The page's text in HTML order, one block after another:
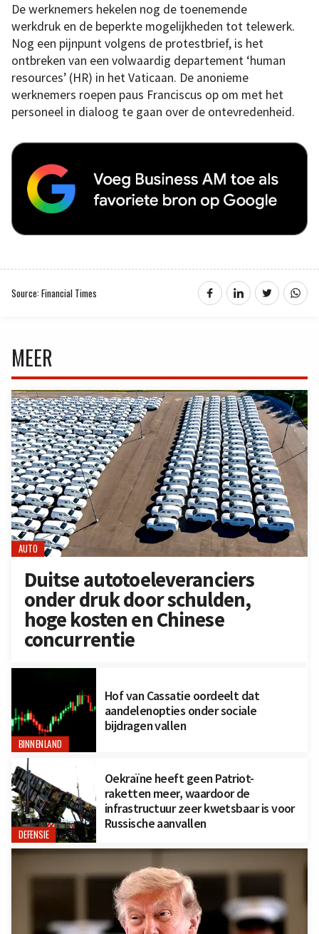
De werknemers hekelen nog de toenemende
werkdruk en de beperkte mogelijkheden tot telewerk.
Nog een pijnpunt volgens de protestbrief, is het
ontbreken van een volwaardig departement ‘human
resources’ (HR) in het Vaticaan. De anonieme
werknemers roepen paus Franciscus op om met het
personeel in dialoog te gaan over de ontevredenheid.
Source: Financial Times
MEER
AUTO
Duitse autotoeleveranciers
onder druk door schulden,
hoge kosten en Chinese
concurrentie
BINNENLAND
Hof van Cassatie oordeelt dat
aandelenopties onder sociale
bijdragen vallen
DEFENSIE
Oekraïne heeft geen Patriot-
raketten meer, waardoor de
infrastructuur zeer kwetsbaar is voor
Russische aanvallen